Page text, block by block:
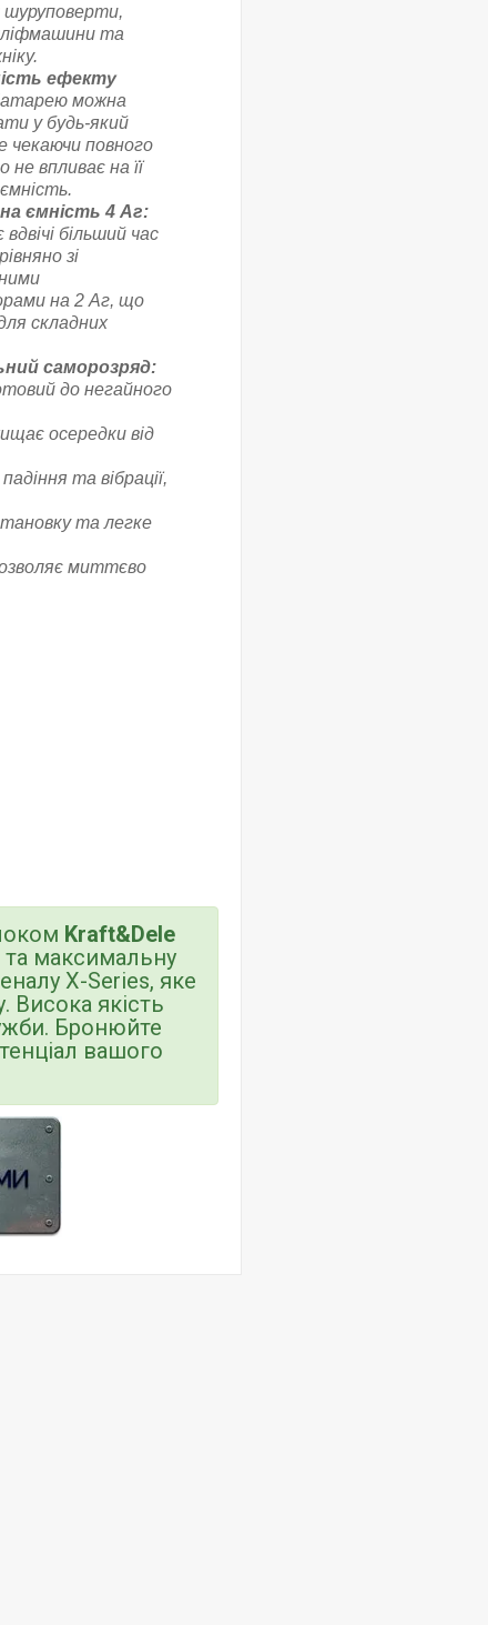
шуруповерти,
та
ефекту
можна
у будь-який
чекаючи повного
не впливає на її
ємність 4 Аг:
більший час
зі
на 2 Аг, що
складних
саморозряд:
до негайного
осередки від
та вібрації,
та легке
миттєво
Kraft&Dele
максимальну
X-Series, яке
якість
Бронюйте
вашого